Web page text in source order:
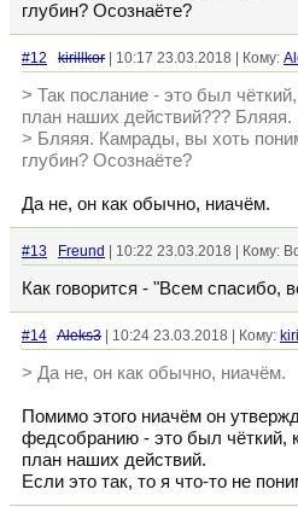
глубин? Осознаёте?
#12 kirillkor | 10:17 23.03.2018 | Кому:
> Так послание - это был
план наших действий??? Бляяя.
> Бляяя. Камрады, вы хоть
глубин? Осознаёте?
Да не, он как обычно, ниачём.
#13 Freund | 10:22 23.03.2018 | Кому:
Как говорится - "Всем спасибо,
#14 Aleks3 | 10:24 23.03.2018 | Кому:
> Да не, он как обычно, ниачём.
Помимо этого ниачём он
федсобранию - это был чёткий,
план наших действий.
Если это так, то я что-то не